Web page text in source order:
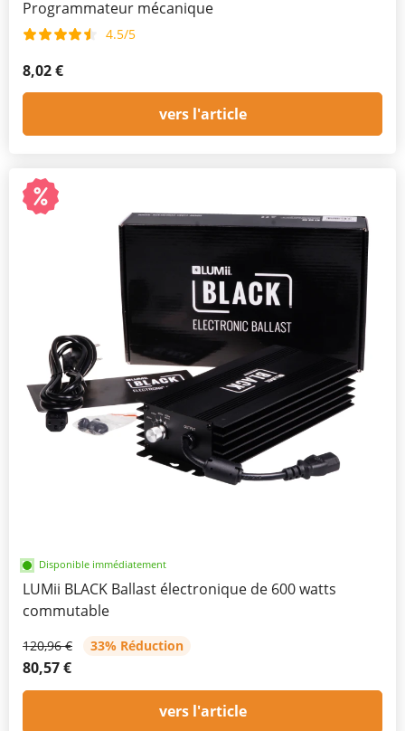
Programmateur mécanique
4.5/5
8,02 €
vers l'article
Disponible immédiatement
LUMii BLACK Ballast électronique de 600 watts
commutable
120,96 € 33% Réduction
80,57 €
vers l'article